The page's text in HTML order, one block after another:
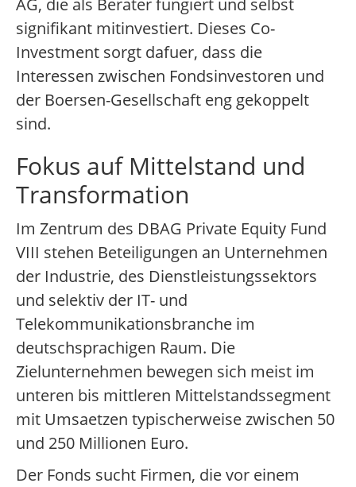
AG, die als Berater fungiert und selbst
signifikant mitinvestiert. Dieses Co-
Investment sorgt dafuer, dass die
Interessen zwischen Fondsinvestoren und
der Boersen-Gesellschaft eng gekoppelt
sind.
Fokus auf Mittelstand und
Transformation
Im Zentrum des DBAG Private Equity Fund
VIII stehen Beteiligungen an Unternehmen
der Industrie, des Dienstleistungssektors
und selektiv der IT- und
Telekommunikationsbranche im
deutschsprachigen Raum. Die
Zielunternehmen bewegen sich meist im
unteren bis mittleren Mittelstandssegment
mit Umsaetzen typischerweise zwischen 50
und 250 Millionen Euro.
Der Fonds sucht Firmen, die vor einem